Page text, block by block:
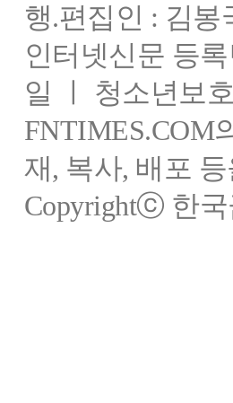
행.편집인 : 김봉
인터넷신문 등
일 ㅣ 청소년보
FNTIMES.COM
재, 복사, 배포
Copyrightⓒ 한국